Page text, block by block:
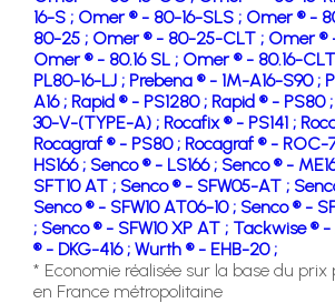
16-S ; Omer ® - 80-16-SLS ; Omer ® -
80-25 ; Omer ® - 80-25-CLT ; Omer ®
Omer ® - 80.16 SL ; Omer ® - 80.16-
PL80-16-LJ ; Prebena ® - 1M-A16-S90 ;
A16 ; Rapid ® - PS1280 ; Rapid ® - PS80 ;
30-V-(TYPE-A) ; Rocafix ® - PS141 ;
Rocagraf ® - PS80 ; Rocagraf ® - ROC-
HS166 ; Senco ® - LS166 ; Senco ® -
SFT10 AT ; Senco ® - SFW05-AT ;
Senco ® - SFW10 AT06-10 ; Senco ® -
; Senco ® - SFW10 XP AT ; Tackwise ® -
® - DKG-416 ; Wurth ® - EHB-20 ;
* Economie réalisée sur la base du prix
en France métropolitaine